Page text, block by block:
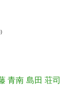
青南 島田 荘司